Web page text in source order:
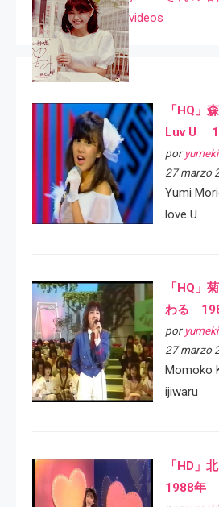
videos
「HQ」
Luv U
por
27 marzo
Yumi
love U
「HQ」
わる
por
27 marzo
Momoko
ijiwaru
「HD
1988年